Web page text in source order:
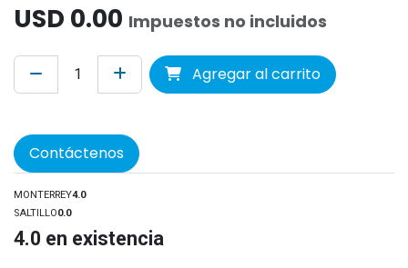
USD 0.00 Impuestos no incluidos
Agregar al carrito
Contáctenos
MONTERREY4.0
SALTILLO0.0
4.0 en existencia